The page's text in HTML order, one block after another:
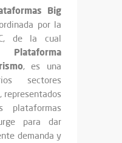
Big
por la
de la cual
Plataforma
, es una
sectores
representados
plataformas
para dar
demanda y